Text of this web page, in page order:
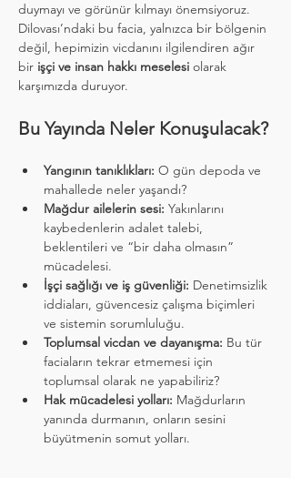
duymayı ve görünür kılmayı önemsiyoruz.
Dilovası’ndaki bu facia, yalnızca bir bölgenin
değil, hepimizin vicdanını ilgilendiren ağır
bir işçi ve insan hakkı meselesi olarak
karşımızda duruyor.
Bu Yayında Neler Konuşulacak?
Yangının tanıklıkları: O gün depoda ve
mahallede neler yaşandı?
Mağdur ailelerin sesi: Yakınlarını
kaybedenlerin adalet talebi,
beklentileri ve “bir daha olmasın”
mücadelesi.
İşçi sağlığı ve iş güvenliği: Denetimsizlik
iddiaları, güvencesiz çalışma biçimleri
ve sistemin sorumluluğu.
Toplumsal vicdan ve dayanışma: Bu tür
faciaların tekrar etmemesi için
toplumsal olarak ne yapabiliriz?
Hak mücadelesi yolları: Mağdurların
yanında durmanın, onların sesini
büyütmenin somut yolları.